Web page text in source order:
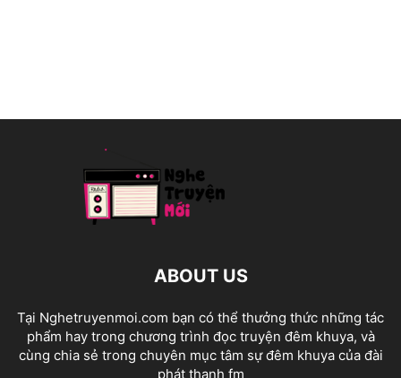
ABOUT US
Tại Nghetruyenmoi.com bạn có thể thưởng thức những tác
phẩm hay trong chương trình đọc truyện đêm khuya, và
cùng chia sẻ trong chuyên mục tâm sự đêm khuya của đài
phát thanh fm